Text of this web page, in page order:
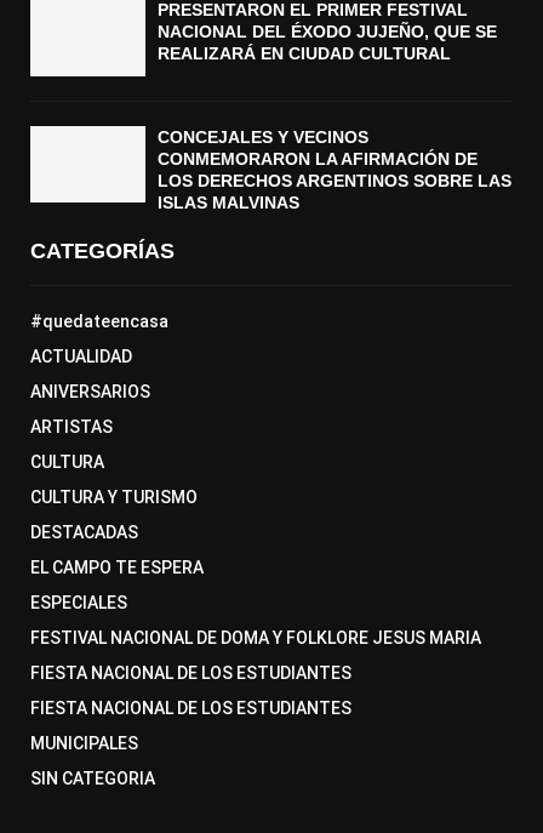
PRESENTARON EL PRIMER FESTIVAL
NACIONAL DEL ÉXODO JUJEÑO, QUE SE
REALIZARÁ EN CIUDAD CULTURAL
CONCEJALES Y VECINOS
CONMEMORARON LA AFIRMACIÓN DE
LOS DERECHOS ARGENTINOS SOBRE LAS
ISLAS MALVINAS
CATEGORÍAS
#quedateencasa
ACTUALIDAD
ANIVERSARIOS
ARTISTAS
CULTURA
CULTURA Y TURISMO
DESTACADAS
EL CAMPO TE ESPERA
ESPECIALES
FESTIVAL NACIONAL DE DOMA Y FOLKLORE JESUS MARIA
FIESTA NACIONAL DE LOS ESTUDIANTES
FIESTA NACIONAL DE LOS ESTUDIANTES
MUNICIPALES
SIN CATEGORIA